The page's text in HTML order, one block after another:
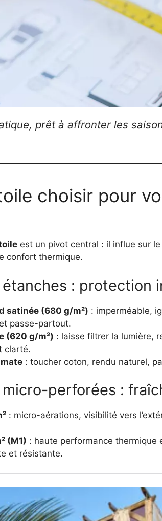
prêt à affronter les
choisir pour
est un pivot central : il influe sur
confort thermique.
étanches : protection
satinée (680 g/m²) : imperméable,
passe-partout.
(620 g/m²) : laisse filtrer la lumière,
clarté.
: toucher coton, rendu naturel,
micro-perforées :
: micro-aérations, visibilité vers
(M1) : haute performance thermique
et résistante.